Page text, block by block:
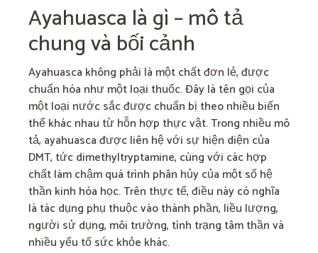
Ayahuasca là gì – mô tả
chung và bối cảnh
Ayahuasca không phải là một chất đơn lẻ, được
chuẩn hóa như một loại thuốc. Đây là tên gọi của
một loại nước sắc được chuẩn bị theo nhiều biến
thể khác nhau từ hỗn hợp thực vật. Trong nhiều mô
tả, ayahuasca được liên hệ với sự hiện diện của
DMT, tức dimethyltryptamine, cùng với các hợp
chất làm chậm quá trình phân hủy của một số hệ
thần kinh hóa học. Trên thực tế, điều này có nghĩa
là tác dụng phụ thuộc vào thành phần, liều lượng,
người sử dụng, môi trường, tình trạng tâm thần và
nhiều yếu tố sức khỏe khác.